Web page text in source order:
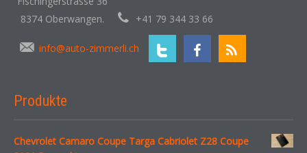
8374 Oberwangen.
+41 79 344 33 66
info@auto-zimmerli.ch
Produkte
Chevrolet Camaro Coupe Targa Cabriolet Z28 Coupe